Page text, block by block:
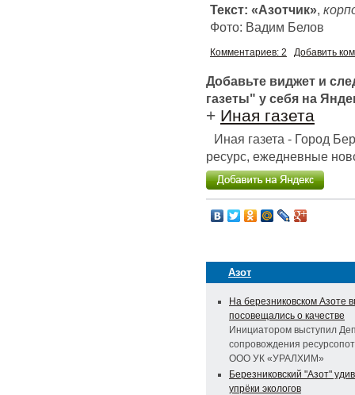
Текст: «Азотчик»,
Фото: Вадим Белов
Комментариев: 2 Добавить
Добавьте виджет и
газеты" у себя на
+ Иная газета
Иная газета - Город
ресурс, ежедневные
Азот
На березниковском Азоте
посовещались о качестве
Инициатором выступил
сопровождения
ООО УК «УРАЛХИМ»
Березниковский "Азот"
упрёки экологов